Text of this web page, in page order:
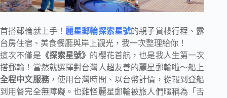
首搭郵輪就上手！ 麗星郵輪探索星號的親子賞櫻行程、露
台房住宿、美食餐廳與岸上觀光，我一次整理給你！
這次不僅是 《探索星號》 的櫻花首航，也是我人生第一次
搭郵輪！當然就選擇對台灣人超友善的麗星郵輪啦～船上
全程中文服務，使用台灣時間、以台幣計價，從報到登船
到用餐完全無障礙。也難怪麗星郵輪被旅人們暱稱為「舌